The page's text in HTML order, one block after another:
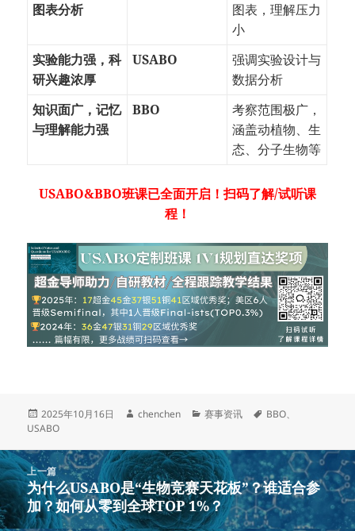
图表分析
图表，理解压力
小
实验能力强，科
研兴趣浓厚
USABO
强调实验设计与
数据分析
知识面广，记忆
与理解能力强
BBO
考察范围极广，
涵盖动植物、生
态、分子生物等
USABO&BBO班课已全面开启！扫码了解/试听课
程！
发
布
2025年10月16日
作
chenchen
分
赛事资讯
标
BBO、
USABO
文
章
导
航
上一篇
上
篇
文
为什么USABO是“生物竞赛天花板”？谁适合参
加？如何从零到全球TOP 1%？